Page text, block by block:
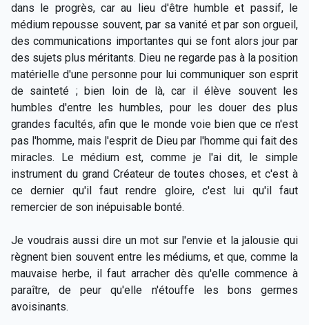
dans le progrès, car au lieu d'être humble et passif, le
médium repousse souvent, par sa vanité et par son orgueil,
des communications importantes qui se font alors jour par
des sujets plus méritants. Dieu ne regarde pas à la position
matérielle d'une personne pour lui communiquer son esprit
de sainteté ; bien loin de là, car il élève souvent les
humbles d'entre les humbles, pour les douer des plus
grandes facultés, afin que le monde voie bien que ce n'est
pas l'homme, mais l'esprit de Dieu par l'homme qui fait des
miracles. Le médium est, comme je l'ai dit, le simple
instrument du grand Créateur de toutes choses, et c'est à
ce dernier qu'il faut rendre gloire, c'est lui qu'il faut
remercier de son inépuisable bonté.
Je voudrais aussi dire un mot sur l'envie et la jalousie qui
règnent bien souvent entre les médiums, et que, comme la
mauvaise herbe, il faut arracher dès qu'elle commence à
paraître, de peur qu'elle n'étouffe les bons germes
avoisinants.